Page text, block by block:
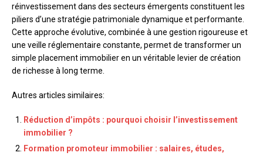
réinvestissement dans des secteurs émergents constituent les
piliers d’une stratégie patrimoniale dynamique et performante.
Cette approche évolutive, combinée à une gestion rigoureuse et
une veille réglementaire constante, permet de transformer un
simple placement immobilier en un véritable levier de création
de richesse à long terme.
Autres articles similaires:
Réduction d’impôts : pourquoi choisir l’investissement
immobilier ?
Formation promoteur immobilier : salaires, études,